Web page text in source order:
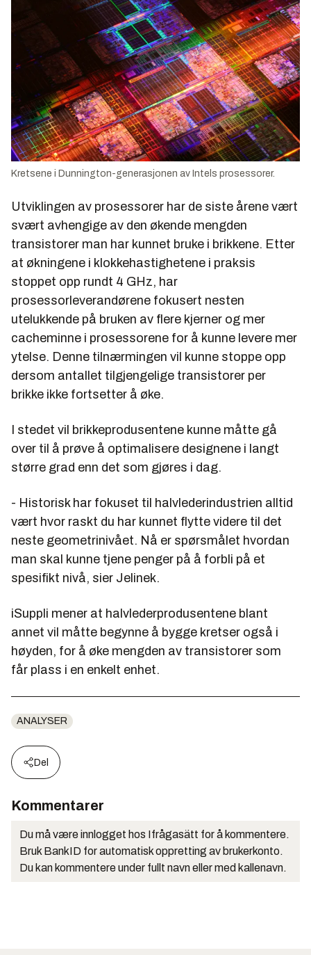
Kretsene i Dunnington-generasjonen av Intels prosessorer.
Utviklingen av prosessorer har de siste årene vært
svært avhengige av den økende mengden
transistorer man har kunnet bruke i brikkene. Etter
at økningene i klokkehastighetene i praksis
stoppet opp rundt 4 GHz, har
prosessorleverandørene fokusert nesten
utelukkende på bruken av flere kjerner og mer
cacheminne i prosessorene for å kunne levere mer
ytelse. Denne tilnærmingen vil kunne stoppe opp
dersom antallet tilgjengelige transistorer per
brikke ikke fortsetter å øke.
I stedet vil brikkeprodusentene kunne måtte gå
over til å prøve å optimalisere designene i langt
større grad enn det som gjøres i dag.
- Historisk har fokuset til halvlederindustrien alltid
vært hvor raskt du har kunnet flytte videre til det
neste geometrinivået. Nå er spørsmålet hvordan
man skal kunne tjene penger på å forbli på et
spesifikt nivå, sier Jelinek.
iSuppli mener at halvlederprodusentene blant
annet vil måtte begynne å bygge kretser også i
høyden, for å øke mengden av transistorer som
får plass i en enkelt enhet.
ANALYSER
Del
Kommentarer
Du må være innlogget hos Ifrågasätt for å kommentere.
Bruk BankID for automatisk oppretting av brukerkonto.
Du kan kommentere under fullt navn eller med kallenavn.